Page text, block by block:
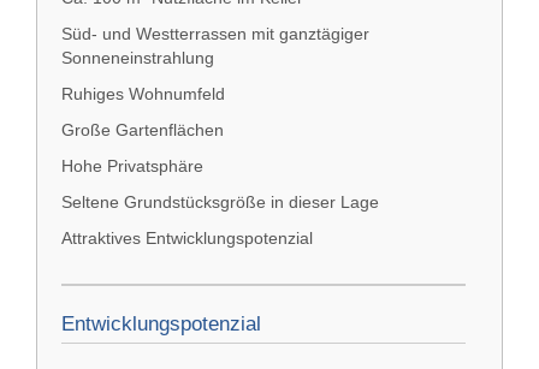
Süd- und Westterrassen mit ganztägiger
Sonneneinstrahlung
Ruhiges Wohnumfeld
Große Gartenflächen
Hohe Privatsphäre
Seltene Grundstücksgröße in dieser Lage
Attraktives Entwicklungspotenzial
Entwicklungspotenzial